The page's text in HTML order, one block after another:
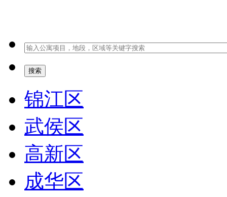
锦江区
武侯区
高新区
成华区